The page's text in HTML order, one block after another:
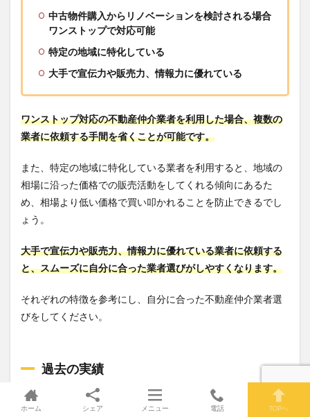
中古物件購入からリノベーションを検討される場合
ワンストップで対応可能
特定の地域に特化している
大手で宣伝力や販売力、情報力に優れている
ワンストップ対応の不動産仲介業者を利用した場合、複数の
業者に依頼する手間を省くことが可能です。
また、特定の地域に特化している業者を利用すると、地域の
相場に沿った価格での販売活動をしてくれる傾向にあるた
め、相場より低い価格で買い叩かれることを防止できるでし
ょう。
大手で宣伝力や販売力、情報力に優れている業者に依頼する
と、スムーズに自分に合った業者選びがしやすくなります。
それぞれの特徴を参考にし、自分に合った不動産仲介業者選
びをしてください。
過去の実績
仲介業者の取扱物件数や成約件数は、その会社の営業力と信
ホーム シェア メニュー 電話 TOPへ